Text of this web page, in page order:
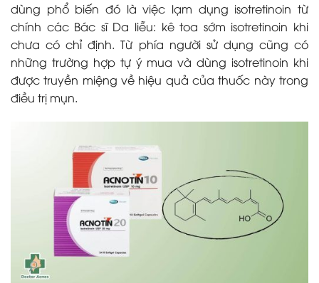
dùng phổ biến đó là việc lạm dụng isotretinoin từ
chính các Bác sĩ Da liễu: kê toa sớm isotretinoin khi
chưa có chỉ định. Từ phía người sử dụng cũng có
những trường hợp tự ý mua và dùng isotretinoin khi
được truyền miệng về hiệu quả của thuốc này trong
điều trị mụn.